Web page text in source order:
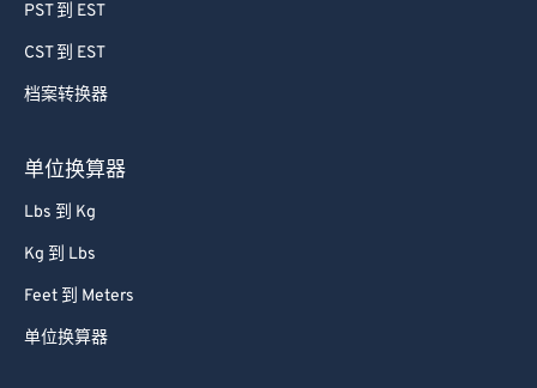
PST 到 EST
CST 到 EST
档案转换器
单位换算器
Lbs 到 Kg
Kg 到 Lbs
Feet 到 Meters
单位换算器